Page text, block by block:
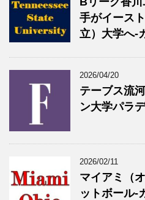
手がイース
立）大学へ‐
2026/04/20
テーブス流
ン大学パラ
2026/02/11
マイアミ（
ットボール-